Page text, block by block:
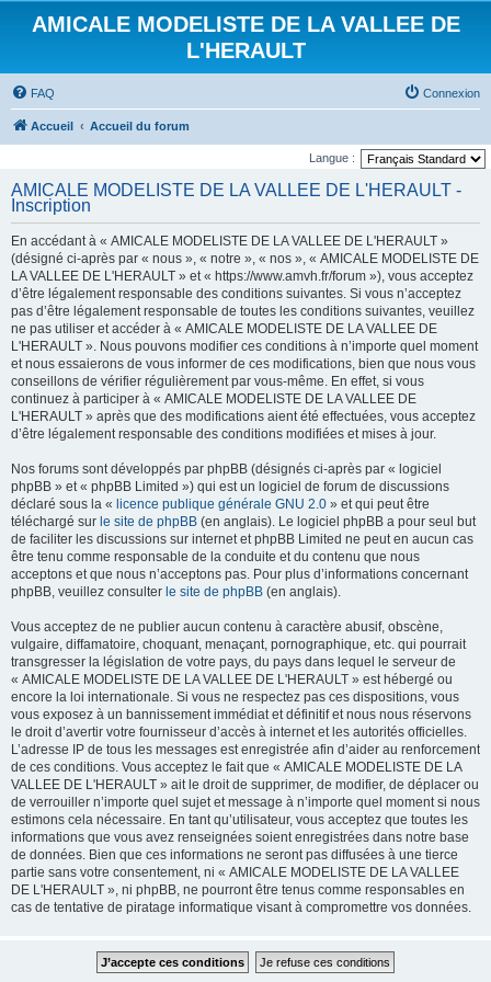
AMICALE MODELISTE DE LA VALLEE DE
L'HERAULT
FAQ Connexion
Accueil Accueil du forum
Langue :
AMICALE MODELISTE DE LA VALLEE DE L'HERAULT -
Inscription
En accédant à « AMICALE MODELISTE DE LA VALLEE DE L'HERAULT »
(désigné ci-après par « nous », « notre », « nos », « AMICALE MODELISTE DE
LA VALLEE DE L'HERAULT » et « https://www.amvh.fr/forum »), vous acceptez
d’être légalement responsable des conditions suivantes. Si vous n’acceptez
pas d’être légalement responsable de toutes les conditions suivantes, veuillez
ne pas utiliser et accéder à « AMICALE MODELISTE DE LA VALLEE DE
L'HERAULT ». Nous pouvons modifier ces conditions à n’importe quel moment
et nous essaierons de vous informer de ces modifications, bien que nous vous
conseillons de vérifier régulièrement par vous-même. En effet, si vous
continuez à participer à « AMICALE MODELISTE DE LA VALLEE DE
L'HERAULT » après que des modifications aient été effectuées, vous acceptez
d’être légalement responsable des conditions modifiées et mises à jour.
Nos forums sont développés par phpBB (désignés ci-après par « logiciel
phpBB » et « phpBB Limited ») qui est un logiciel de forum de discussions
déclaré sous la « licence publique générale GNU 2.0 » et qui peut être
téléchargé sur le site de phpBB (en anglais). Le logiciel phpBB a pour seul but
de faciliter les discussions sur internet et phpBB Limited ne peut en aucun cas
être tenu comme responsable de la conduite et du contenu que nous
acceptons et que nous n’acceptons pas. Pour plus d’informations concernant
phpBB, veuillez consulter le site de phpBB (en anglais).
Vous acceptez de ne publier aucun contenu à caractère abusif, obscène,
vulgaire, diffamatoire, choquant, menaçant, pornographique, etc. qui pourrait
transgresser la législation de votre pays, du pays dans lequel le serveur de
« AMICALE MODELISTE DE LA VALLEE DE L'HERAULT » est hébergé ou
encore la loi internationale. Si vous ne respectez pas ces dispositions, vous
vous exposez à un bannissement immédiat et définitif et nous nous réservons
le droit d’avertir votre fournisseur d’accès à internet et les autorités officielles.
L’adresse IP de tous les messages est enregistrée afin d’aider au renforcement
de ces conditions. Vous acceptez le fait que « AMICALE MODELISTE DE LA
VALLEE DE L'HERAULT » ait le droit de supprimer, de modifier, de déplacer ou
de verrouiller n’importe quel sujet et message à n’importe quel moment si nous
estimons cela nécessaire. En tant qu’utilisateur, vous acceptez que toutes les
informations que vous avez renseignées soient enregistrées dans notre base
de données. Bien que ces informations ne seront pas diffusées à une tierce
partie sans votre consentement, ni « AMICALE MODELISTE DE LA VALLEE
DE L'HERAULT », ni phpBB, ne pourront être tenus comme responsables en
cas de tentative de piratage informatique visant à compromettre vos données.